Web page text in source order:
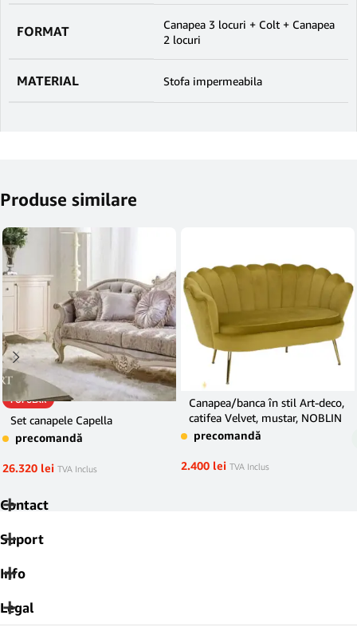
FORMAT
Canapea 3 locuri + Colt + Canapea
2 locuri
MATERIAL Stofa impermeabila
Produse similare
POPULAR
Set canapele Capella
precomandă
26.320 lei TVA Inclus
Canapea/banca în stil Art-deco,
catifea Velvet, mustar, NOBLIN
precomandă
2.400 lei TVA Inclus
Contact
Suport
Info
Legal